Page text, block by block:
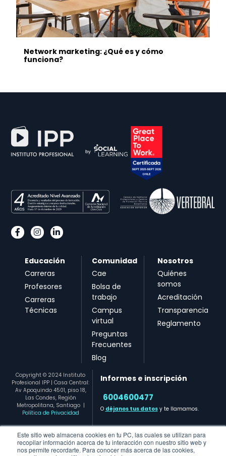
Este sitio web almacena cookies en tu PC, las cuales se utilizan para
recopilar información acerca de tu interacción con nuestro sitio web y
nos permite recordarte. Para conocer más acerca de las cookies,
Network marketing: ¿Qué es y cómo
funciona?
Educación
Carreras
Profesores
Carreras
Técnicas
Comunidad
Cae
Bolsa de
trabajo
Campus
virtual
Preguntas
Frecuentes
Blog
Nosotros
Quiénes
somos
Acreditación
Transparencia
Reglamento
Copyright © 2024 Instituto
Profesional IPP | Casa Central:
Av Apoquindo 4501, piso 18,
Las Condes, Región
Metropolitana, Santiago |
Política de Privacidad
Informes e inscripción
6004600477​
O déjanos tus datosy te llamamos.